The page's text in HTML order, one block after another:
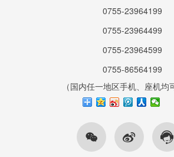
0755-23964199
0755-23964499
0755-23964599
0755-86564199
（国内任一地区手机、座机均